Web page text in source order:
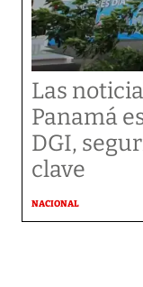
Las
Panamá
DGI,
clave
NACIONAL